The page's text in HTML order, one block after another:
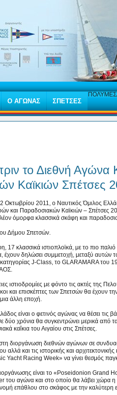
Ο ΑΓΩΝΑΣ ΣΠΕΤΣΕΣ
το Διεθνή
Καϊκιών Σπέτσες
2 Οκτωβρίου 2011, ο Ναυτικός Όμιλος
και Παραδοσιακών Καϊκιών – Σπέτσες
όμορφα κλασσικά σκάφη και
Δήμου Σπετσών.
17 κλασσικά ιστιοπλοϊκά, με το πιο παλιό
έχουν δηλώσει συμμετοχή, μεταξύ αυτών
κατηγορίας J-Class, το GLARAMARA
ιστιοδρομίες με φόντο τις ακτές της
και επισκέπτες των Σπετσών θα έχουν
άλλη εποχή.
είναι ο φετινός αγώνας να θέσει τις
χρόνια θα συγκεντρώνει μερικά από
καΐκια του Αιγαίου στις Σπέτσες.
διοργάνωση διεθνών αγώνων σε
αλλά και τις ιστορικής και
Yacht Racing Week» να γίνει θεσμός
είναι το «Poseidonion
του αγώνα και στο οποίο θα λάβει χώρα
επάθλου στο σκάφος με την